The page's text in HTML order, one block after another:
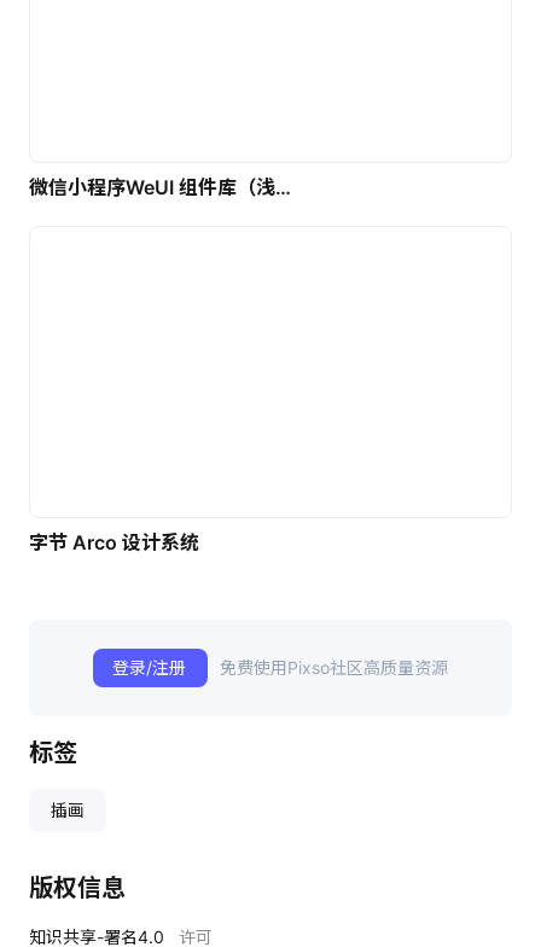
微信小程序WeUI 组件库（浅色）| 免费UI设计素材
字节 Arco 设计系统
登录/注册 免费使用Pixso社区高质量资源
标签
插画
版权信息
知识共享-署名4.0 许可